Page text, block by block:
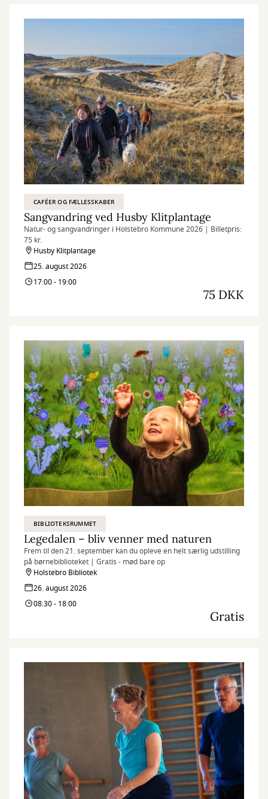
CAFÉER OG FÆLLESSKABER
Sangvandring ved Husby Klitplantage
Natur- og sangvandringer i Holstebro Kommune 2026 | Billetpris:
75 kr.
Husby Klitplantage
25. august 2026
17:00 - 19:00
75 DKK
BIBLIOTEKSRUMMET
Legedalen – bliv venner med naturen
Frem til den 21. september kan du opleve en helt særlig udstilling
på børnebiblioteket | Gratis - mød bare op
Holstebro Bibliotek
26. august 2026
08:30 - 18:00
Gratis